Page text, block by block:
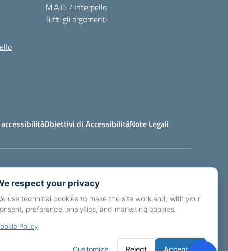
M.A.D. / Interpello
Tutti gli argomenti
Obiettivi di AccessibilitàNote Legali
Idea e progetto di Designers Italia
respect your privacy
use technical cookies to make the site work and, with your
preference, analytics, and marketing cookies.
Policy
Customize Reject Accept all